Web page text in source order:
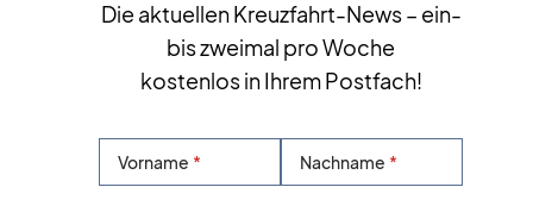
Die aktuellen Kreuzfahrt-News – ein-
bis zweimal pro Woche
kostenlos in Ihrem Postfach!
Vorname Nachname